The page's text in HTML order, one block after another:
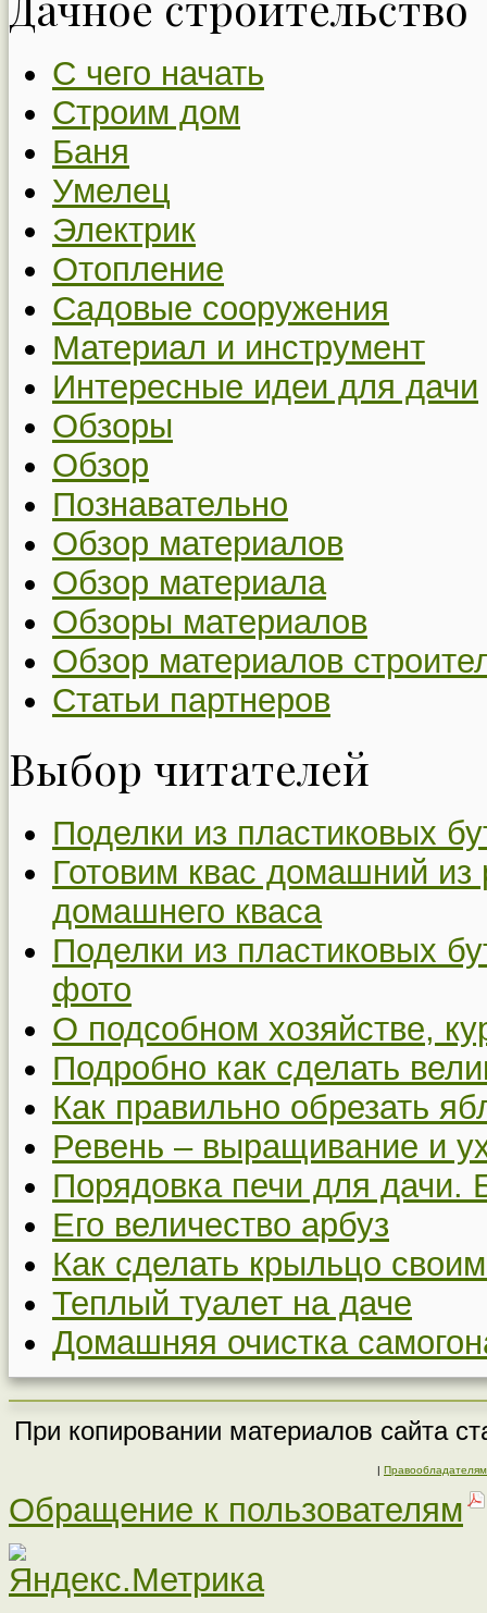
С чего начать
Строим дом
Баня
Умелец
Электрик
Отопление
Садовые сооружения
Материал и инструмент
Интересные идеи для дачи
Обзоры
Обзор
Познавательно
Обзор материалов
Обзор материала
Обзоры материалов
Обзор материалов
Статьи партнеров
Выбор читателей
Поделки из пластиковых
Готовим квас домашний
домашнего кваса
Поделки из пластиковых
фото
О подсобном хозяйстве,
Подробно как сделать
Как правильно обрезать
Ревень – выращивание и
Порядовка печи для дачи.
Его величество арбуз
Как сделать крыльцо
Теплый туалет на даче
Домашняя очистка
При копировании материалов сайта
| Правообладателям
Обращение к пользователям